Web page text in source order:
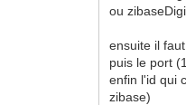
ou
ensuite il
puis le port
enfin l'id qui
zibase)